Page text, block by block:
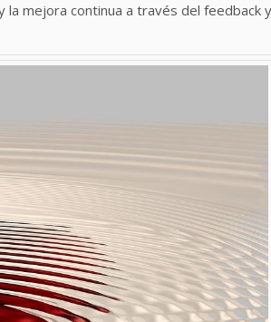
la mejora continua a través del feedback y